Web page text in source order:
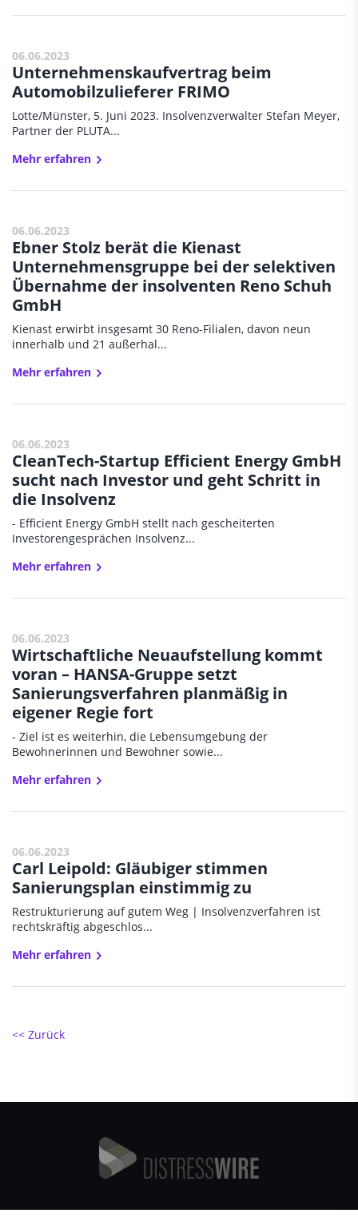
06.06.2023
Unternehmenskaufvertrag beim
Automobilzulieferer FRIMO
Lotte/Münster, 5. Juni 2023. Insolvenzverwalter Stefan Meyer,
Partner der PLUTA...
Mehr erfahren
06.06.2023
Ebner Stolz berät die Kienast
Unternehmensgruppe bei der selektiven
Übernahme der insolventen Reno Schuh
GmbH
Kienast erwirbt insgesamt 30 Reno-Filialen, davon neun
innerhalb und 21 außerhal...
Mehr erfahren
06.06.2023
CleanTech-Startup Efficient Energy GmbH
sucht nach Investor und geht Schritt in
die Insolvenz
- Efficient Energy GmbH stellt nach gescheiterten
Investorengesprächen Insolvenz...
Mehr erfahren
06.06.2023
Wirtschaftliche Neuaufstellung kommt
voran – HANSA-Gruppe setzt
Sanierungsverfahren planmäßig in
eigener Regie fort
- Ziel ist es weiterhin, die Lebensumgebung der
Bewohnerinnen und Bewohner sowie...
Mehr erfahren
06.06.2023
Carl Leipold: Gläubiger stimmen
Sanierungsplan einstimmig zu
Restrukturierung auf gutem Weg | Insolvenzverfahren ist
rechtskräftig abgeschlos...
Mehr erfahren
<< Zurück